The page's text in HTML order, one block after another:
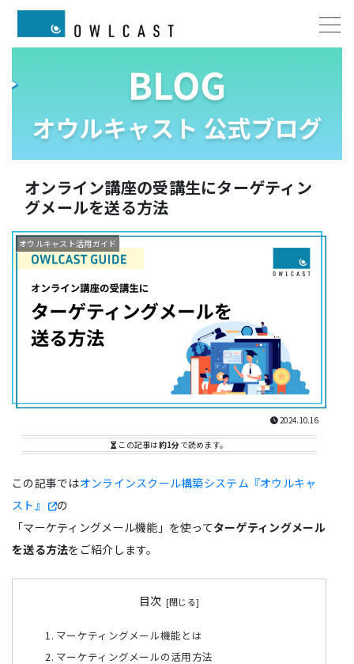
オンライン講座の受講生にターゲティン
グメールを送る方法
オウルキャスト活用ガイド
2024.10.16
この記事は約1分で読めます。
この記事ではオンラインスクール構築システム『オウルキャ
スト』
の
「マーケティングメール機能」を使ってターゲティングメール
を送る方法をご紹介します。
目次
マーケティングメール機能とは
マーケティングメールの活用方法